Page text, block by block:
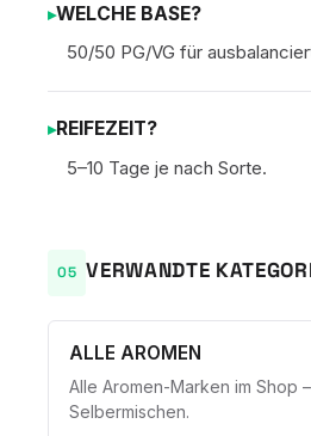
WELCHE BASE?
50/50 PG/VG für
REIFEZEIT?
5–10 Tage je nach Sorte.
VERWANDTE
ALLE AROMEN
Alle Aromen-Marken im Shop
Selbermischen.